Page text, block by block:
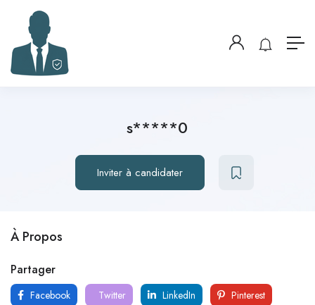
s*****0
Inviter à candidater
À Propos
Partager
Facebook Twitter LinkedIn Pinterest